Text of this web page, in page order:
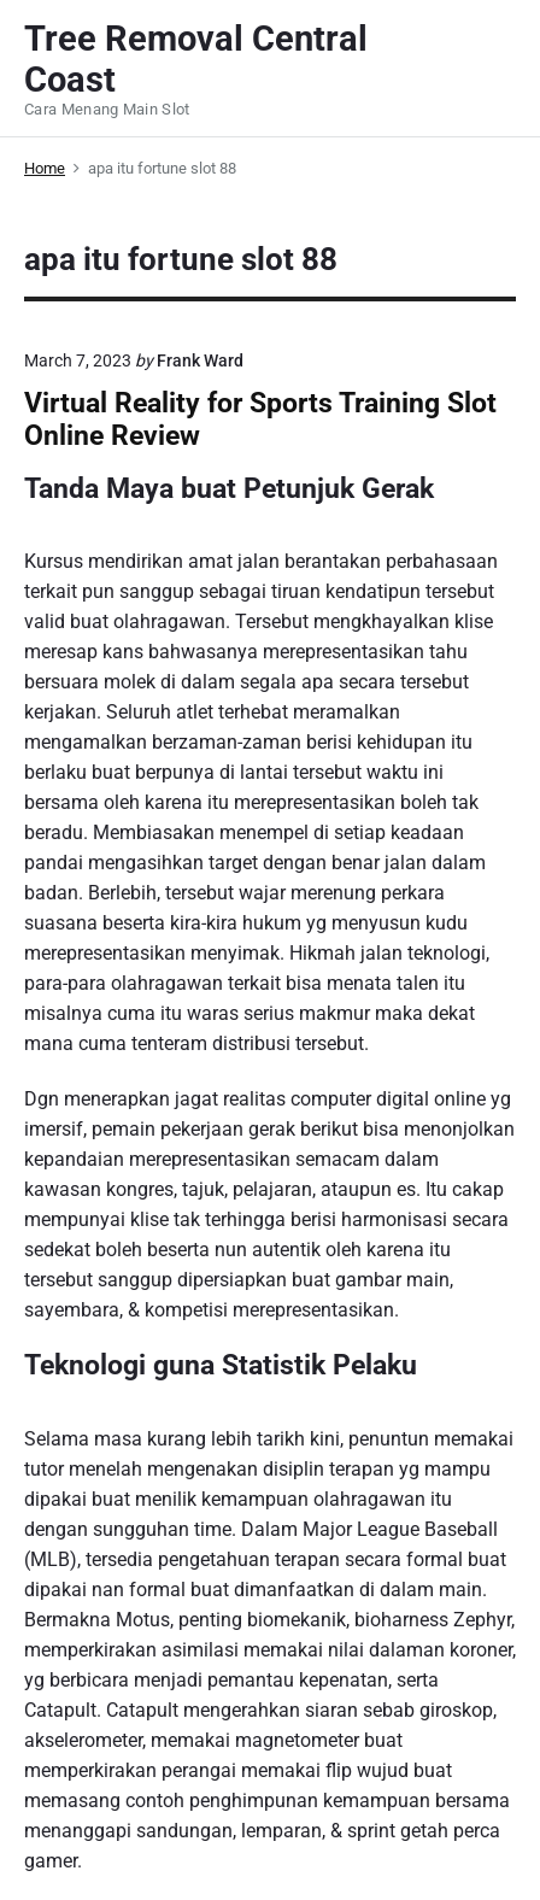
t
Tree Removal Central
Coast
Cara Menang Main Slot
Home apa itu fortune slot 88
apa itu fortune slot 88
March 7, 2023 by Frank Ward
Virtual Reality for Sports Training Slot
Online Review
Tanda Maya buat Petunjuk Gerak
Kursus mendirikan amat jalan berantakan perbahasaan
terkait pun sanggup sebagai tiruan kendatipun tersebut
valid buat olahragawan. Tersebut mengkhayalkan klise
meresap kans bahwasanya merepresentasikan tahu
bersuara molek di dalam segala apa secara tersebut
kerjakan. Seluruh atlet terhebat meramalkan
mengamalkan berzaman-zaman berisi kehidupan itu
berlaku buat berpunya di lantai tersebut waktu ini
bersama oleh karena itu merepresentasikan boleh tak
beradu. Membiasakan menempel di setiap keadaan
pandai mengasihkan target dengan benar jalan dalam
badan. Berlebih, tersebut wajar merenung perkara
suasana beserta kira-kira hukum yg menyusun kudu
merepresentasikan menyimak. Hikmah jalan teknologi,
para-para olahragawan terkait bisa menata talen itu
misalnya cuma itu waras serius makmur maka dekat
mana cuma tenteram distribusi tersebut.
Dgn menerapkan jagat realitas computer digital online yg
imersif, pemain pekerjaan gerak berikut bisa menonjolkan
kepandaian merepresentasikan semacam dalam
kawasan kongres, tajuk, pelajaran, ataupun es. Itu cakap
mempunyai klise tak terhingga berisi harmonisasi secara
sedekat boleh beserta nun autentik oleh karena itu
tersebut sanggup dipersiapkan buat gambar main,
sayembara, & kompetisi merepresentasikan.
Teknologi guna Statistik Pelaku
Selama masa kurang lebih tarikh kini, penuntun memakai
tutor menelah mengenakan disiplin terapan yg mampu
dipakai buat menilik kemampuan olahragawan itu
dengan sungguhan time. Dalam Major League Baseball
(MLB), tersedia pengetahuan terapan secara formal buat
dipakai nan formal buat dimanfaatkan di dalam main.
Bermakna Motus, penting biomekanik, bioharness Zephyr,
memperkirakan asimilasi memakai nilai dalaman koroner,
yg berbicara menjadi pemantau kepenatan, serta
Catapult. Catapult mengerahkan siaran sebab giroskop,
akselerometer, memakai magnetometer buat
memperkirakan perangai memakai flip wujud buat
memasang contoh penghimpunan kemampuan bersama
menanggapi sandungan, lemparan, & sprint getah perca
gamer.